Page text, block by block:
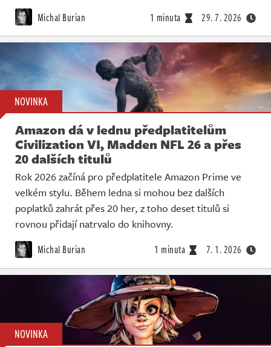
Michal Burian 1 minuta 29. 7. 2026
NOVINKA
Amazon dá v lednu předplatitelům
Civilization VI, Madden NFL 26 a přes
20 dalších titulů
Rok 2026 začíná pro předplatitele Amazon Prime ve
velkém stylu. Během ledna si mohou bez dalších
poplatků zahrát přes 20 her, z toho deset titulů si
rovnou přidají natrvalo do knihovny.
Michal Burian 1 minuta 7. 1. 2026
NOVINKA